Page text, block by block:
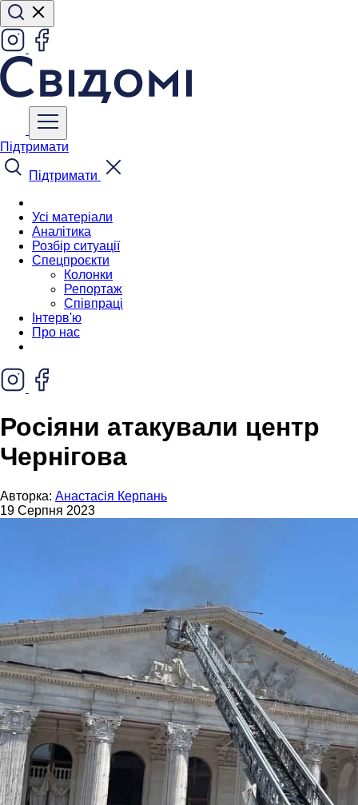
Підтримати
Підтримати
Усі матеріали
Аналітика
Розбір ситуації
Спецпроєкти
Колонки
Репортаж
Співпраці
Інтерв'ю
Про нас
Росіяни атакували центр
Чернігова
Авторка: Анастасія Керпань
19 Серпня 2023